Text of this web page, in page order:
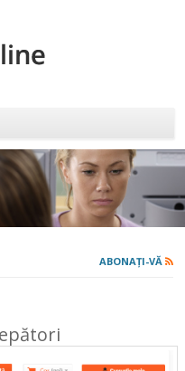
la conținut
ABONAȚI-VĂ